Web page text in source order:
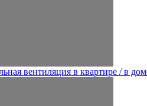
вентиляция в квартире / в